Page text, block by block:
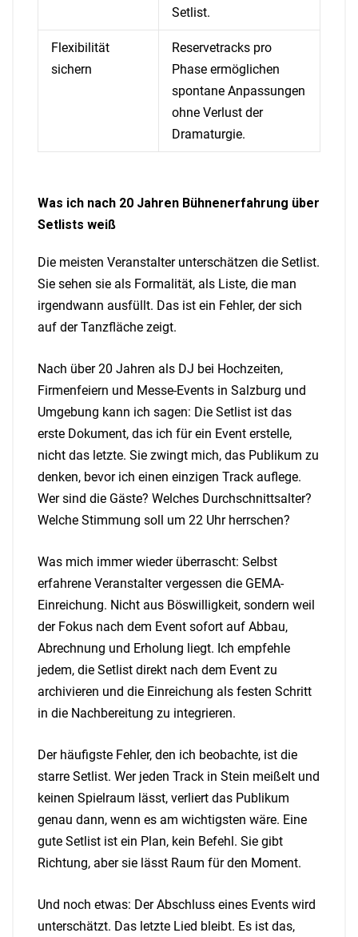
Setlist.
Flexibilität
sichern
Reservetracks pro
Phase ermöglichen
spontane Anpassungen
ohne Verlust der
Dramaturgie.
Was ich nach 20 Jahren Bühnenerfahrung über
Setlists weiß
Die meisten Veranstalter unterschätzen die Setlist.
Sie sehen sie als Formalität, als Liste, die man
irgendwann ausfüllt. Das ist ein Fehler, der sich
auf der Tanzfläche zeigt.
Nach über 20 Jahren als DJ bei Hochzeiten,
Firmenfeiern und Messe-Events in Salzburg und
Umgebung kann ich sagen: Die Setlist ist das
erste Dokument, das ich für ein Event erstelle,
nicht das letzte. Sie zwingt mich, das Publikum zu
denken, bevor ich einen einzigen Track auflege.
Wer sind die Gäste? Welches Durchschnittsalter?
Welche Stimmung soll um 22 Uhr herrschen?
Was mich immer wieder überrascht: Selbst
erfahrene Veranstalter vergessen die GEMA-
Einreichung. Nicht aus Böswilligkeit, sondern weil
der Fokus nach dem Event sofort auf Abbau,
Abrechnung und Erholung liegt. Ich empfehle
jedem, die Setlist direkt nach dem Event zu
archivieren und die Einreichung als festen Schritt
in die Nachbereitung zu integrieren.
Der häufigste Fehler, den ich beobachte, ist die
starre Setlist. Wer jeden Track in Stein meißelt und
keinen Spielraum lässt, verliert das Publikum
genau dann, wenn es am wichtigsten wäre. Eine
gute Setlist ist ein Plan, kein Befehl. Sie gibt
Richtung, aber sie lässt Raum für den Moment.
Und noch etwas: Der Abschluss eines Events wird
unterschätzt. Das letzte Lied bleibt. Es ist das,